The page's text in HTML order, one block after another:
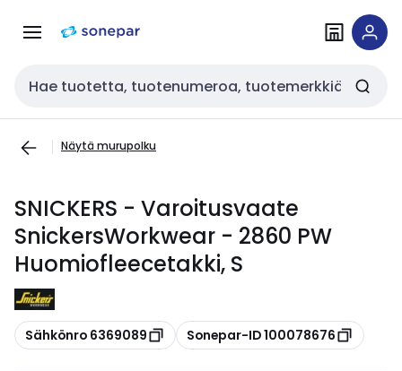
navigointiinsisältöön
Haku
Näytä murupolku
SNICKERS - Varoitusvaate
SnickersWorkwear - 2860 PW
Huomiofleecetakki, S
Kopioi
Sähkönro 6369089 Kopioi
Sonepar-ID 100078676